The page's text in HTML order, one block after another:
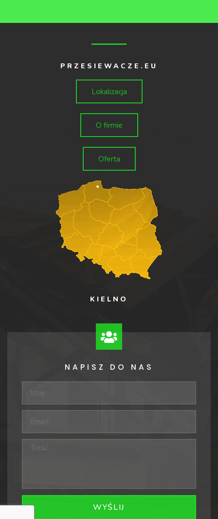
PRZESIEWACZE.EU
Lokalizacja
O firmie
Oferta
KIELNO
NAPISZ DO NAS
WYŚLIJ